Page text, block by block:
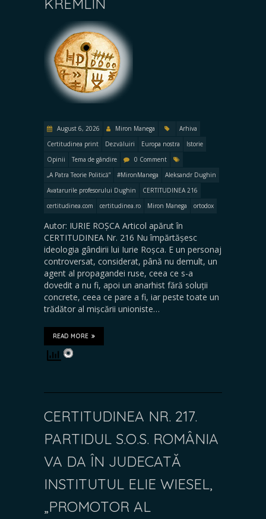
August 6, 2026 Miron Manega
Arhiva
Certitudinea print
Dezvăluiri Europa nostra
Istorie
Opinii
Tema de gândire
0 Comment
„A Patra Teorie Politică”
#MironManega
Aleksandr Dughin
Avatarurile profesorului Dughin
CERTITUDINEA 216
certitudinea.com
certitudinea.ro Miron Manega ortodox
Autor: IURIE ROȘCA Articol apărut în
CERTITUDINEA Nr. 216 Nu împărtășesc
ideologia gândirii lui Iurie Roșca. E un personaj
controversat, considerat, până nu demult, un
agent al propagandei ruse, ceea ce s-a
dovedit a nu fi, apoi un anarhist fără soluții
concrete, ceea ce pare a fi, iar peste toate un
trădător al mișcării unioniste…
READ MORE
CERTITUDINEA NR. 217.
PARTIDUL S.O.S. ROMÂNIA
VA DA ÎN JUDECATĂ
INSTITUTUL ELIE WIESEL,
„PROMOTOR AL